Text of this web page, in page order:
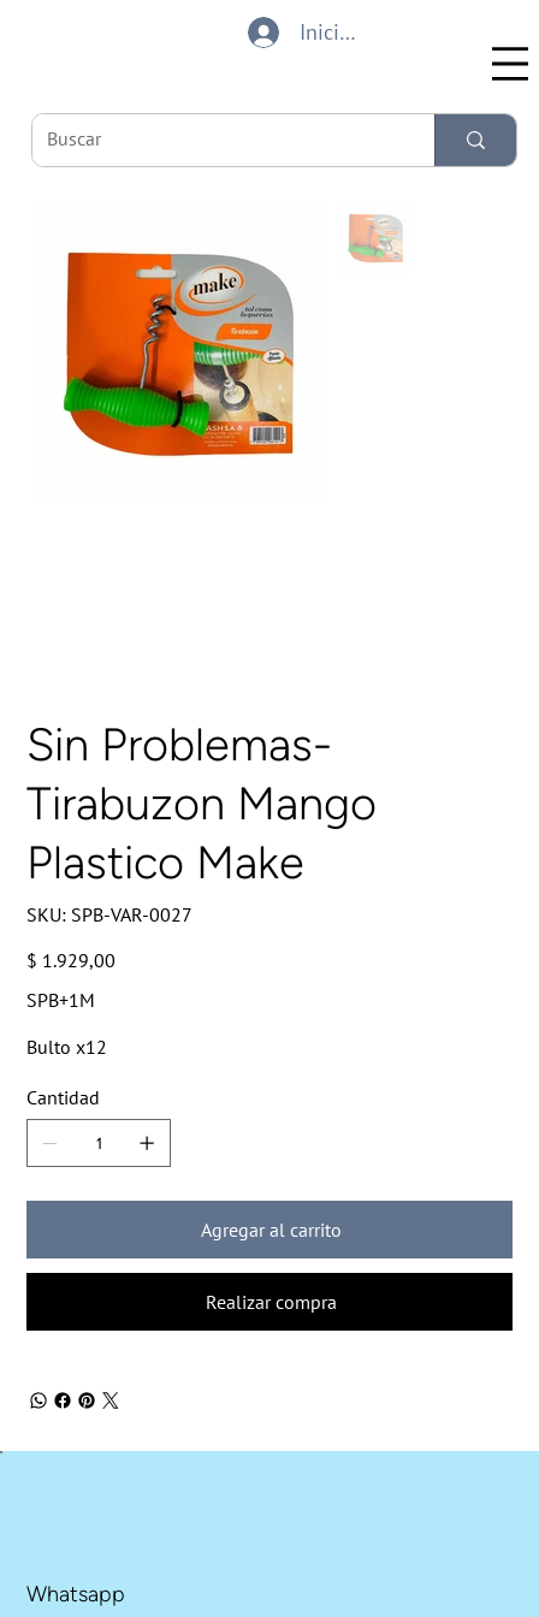
Iniciar sesión
Sin Problemas-
Tirabuzon Mango
Plastico Make
SKU: SKU
SPB-
SPB-VAR-0027
Precio
$ 1.929,00
SPB+1M
Bulto x12
Cantidad
Agregar al carrito
Realizar compra
Whatsapp